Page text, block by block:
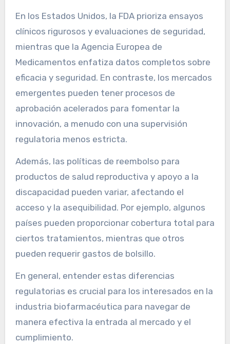
En los Estados Unidos, la FDA prioriza ensayos
clínicos rigurosos y evaluaciones de seguridad,
mientras que la Agencia Europea de
Medicamentos enfatiza datos completos sobre
eficacia y seguridad. En contraste, los mercados
emergentes pueden tener procesos de
aprobación acelerados para fomentar la
innovación, a menudo con una supervisión
regulatoria menos estricta.
Además, las políticas de reembolso para
productos de salud reproductiva y apoyo a la
discapacidad pueden variar, afectando el
acceso y la asequibilidad. Por ejemplo, algunos
países pueden proporcionar cobertura total para
ciertos tratamientos, mientras que otros
pueden requerir gastos de bolsillo.
En general, entender estas diferencias
regulatorias es crucial para los interesados en la
industria biofarmacéutica para navegar de
manera efectiva la entrada al mercado y el
cumplimiento.